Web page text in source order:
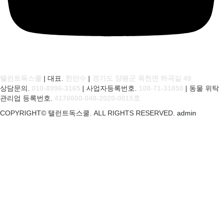
탤런트독스쿨 | 대표. 한만수 | 경기도 양평군 옥천면 하곡길 49
상담문의. 010-8996-3165 | 사업자등록번호. 108-71-31850 | 동물 위탁
관리업 등록번호. 4170000-048-2020-0015호
COPYRIGHT© 탤런트독스쿨. ALL RIGHTS RESERVED. admin